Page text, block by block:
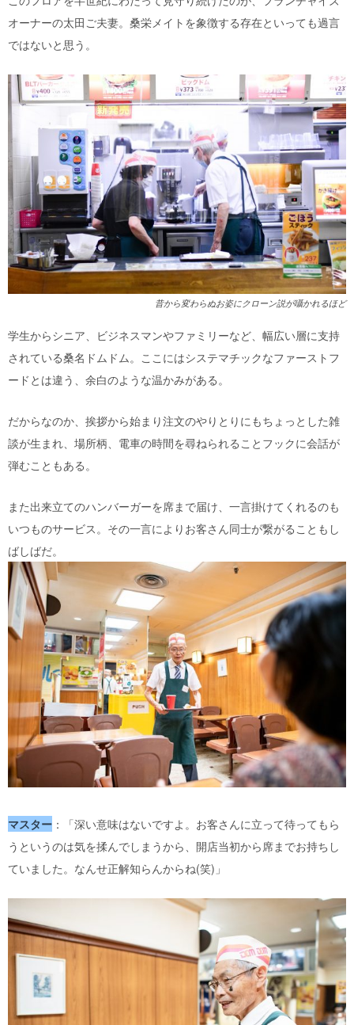
オーナーの太田ご夫妻。桑栄メイトを象徴する存在といっても過言
ではないと思う。
昔から変わらぬお姿にクローン説が囁かれるほど
学生からシニア、ビジネスマンやファミリーなど、幅広い層に支持
されている桑名ドムドム。ここにはシステマチックなファーストフ
ードとは違う、余白のような温かみがある。
だからなのか、挨拶から始まり注文のやりとりにもちょっとした雑
談が生まれ、場所柄、電車の時間を尋ねられることフックに会話が
弾むこともある。
また出来立てのハンバーガーを席まで届け、一言掛けてくれるのも
いつものサービス。その一言によりお客さん同士が繋がることもし
ばしばだ。
マスター ：「深い意味はないですよ。お客さんに立って待ってもら
うというのは気を揉んでしまうから、開店当初から席までお持ちし
ていました。なんせ正解知らんからね(笑)」